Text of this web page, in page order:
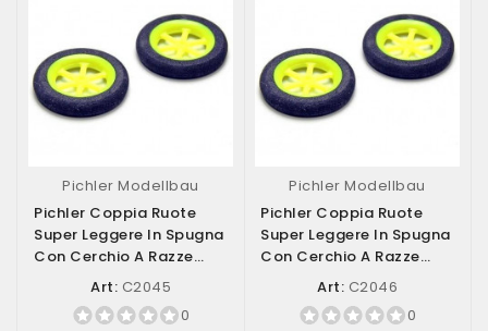
Pichler Modellbau
Pichler Coppia Ruote
Super Leggere In Spugna
Con Cerchio A Razze
Diametro...
Art: C2045
0
Pichler Modellbau
Pichler Coppia Ruote
Super Leggere In Spugna
Con Cerchio A Razze
Diametro...
Art: C2046
0